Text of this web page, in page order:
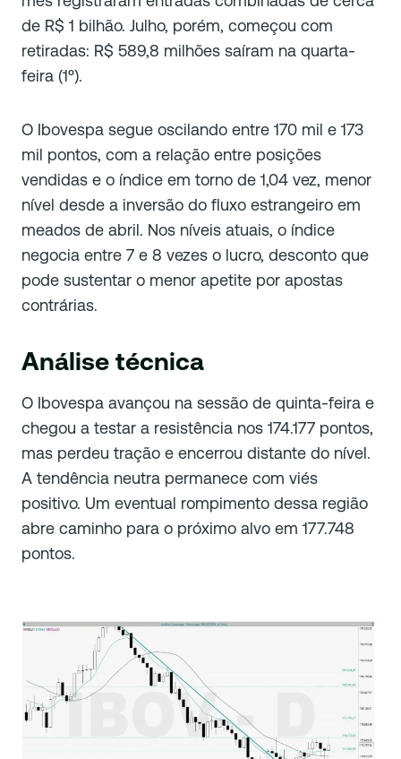
de R$ 1 bilhão. Julho, porém, começou com
retiradas: R$ 589,8 milhões saíram na quarta-
feira (1º).
O Ibovespa segue oscilando entre 170 mil e 173
mil pontos, com a relação entre posições
vendidas e o índice em torno de 1,04 vez, menor
nível desde a inversão do fluxo estrangeiro em
meados de abril. Nos níveis atuais, o índice
negocia entre 7 e 8 vezes o lucro, desconto que
pode sustentar o menor apetite por apostas
contrárias.
Análise técnica
O Ibovespa avançou na sessão de quinta-feira e
chegou a testar a resistência nos 174.177 pontos,
mas perdeu tração e encerrou distante do nível.
A tendência neutra permanece com viés
positivo. Um eventual rompimento dessa região
abre caminho para o próximo alvo em 177.748
pontos.